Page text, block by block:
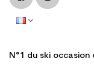
N°1 du ski occasion